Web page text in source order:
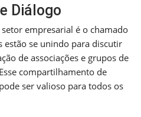
Diálogo
empresarial é o chamado
estão se unindo para discutir
de associações e grupos de
compartilhamento de
ser valioso para todos os